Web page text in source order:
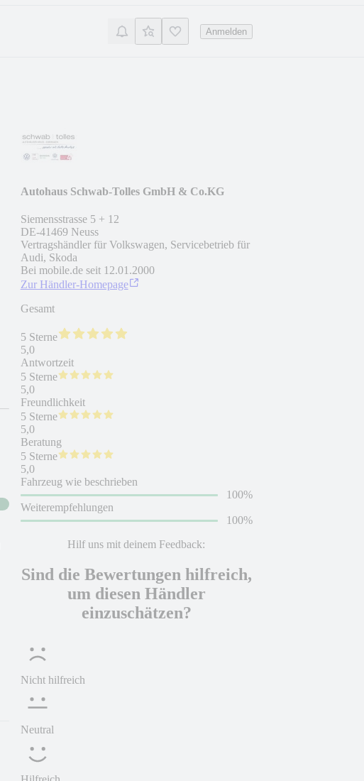
Anmelden
Autohaus Schwab-Tolles GmbH & Co.KG
Siemensstrasse 5 + 12
DE-41469 Neuss
Vertragshändler für Volkswagen, Servicebetrieb für
Audi, Skoda
Bei mobile.de seit 12.01.2000
Zur Händler-Homepage
Gesamt
5 Sterne
5,0
Antwortzeit
5 Sterne
5,0
Freundlichkeit
5 Sterne
5,0
Beratung
5 Sterne
5,0
Fahrzeug wie beschrieben
100%
Weiterempfehlungen
100%
Hilf uns mit deinem Feedback:
Sind die Bewertungen hilfreich,
um diesen Händler
einzuschätzen?
Nicht hilfreich
Neutral